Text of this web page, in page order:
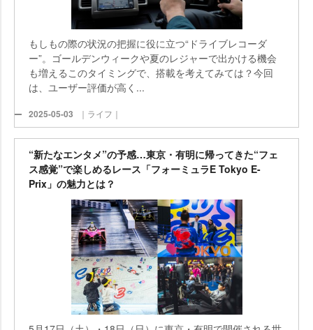
もしもの際の状況の把握に役に立つ“ドライブレコーダ
ー”。ゴールデンウィークや夏のレジャーで出かける機会
も増えるこのタイミングで、搭載を考えてみては？今回
は、ユーザー評価が高く...
2025-05-03 ｜ライフ｜
“新たなエンタメ”の予感…東京・有明に帰ってきた“フェ
ス感覚”で楽しめるレース「フォーミュラE Tokyo E-
Prix」の魅力とは？